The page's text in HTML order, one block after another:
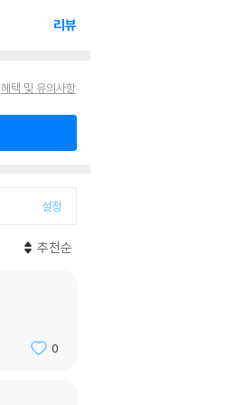
리뷰
혜택 및 유의사항
설정
추천순
0